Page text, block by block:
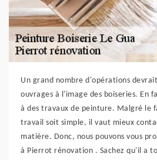
Un grand nombre d'opérations
ouvrages à l'image des boiseries. En
à des travaux de peinture. Malgré le
travail soit simple, il vaut mieux
matière. Donc, nous pouvons vous
à Pierrot rénovation . Sachez qu'il a